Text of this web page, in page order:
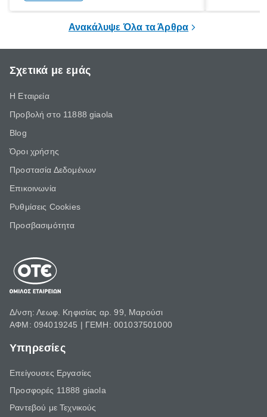
Ανακάλυψε Όλα τα Άρθρα
Σχετικά με εμάς
Η Εταιρεία
Προβολή στο 11888 giaola
Blog
Όροι χρήσης
Προστασία Δεδομένων
Επικοινωνία
Ρυθμίσεις Cookies
Προσβασιμότητα
Δ/νση: Λεωφ. Κηφισίας αρ. 99, Μαρούσι
ΑΦΜ: 094019245 | ΓΕΜΗ: 001037501000
Υπηρεσίες
Επείγουσες Εργασίες
Προσφορές 11888 giaola
Ραντεβού με Τεχνικούς